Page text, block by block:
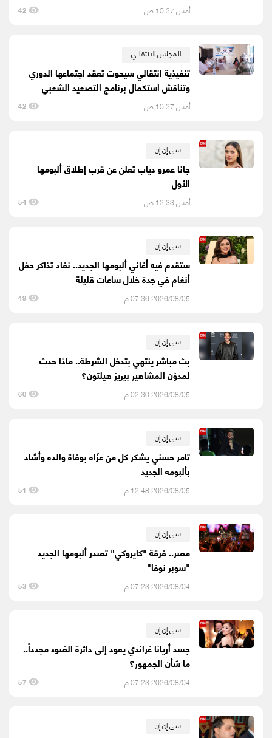
أمس 10:27 ص 42
المجلس الانتقالي
تنفيذية انتقالي سيحوت تعقد اجتماعها الدوري
وتناقش استكمال برنامج التصعيد الشعبي
أمس 10:27 ص 42
سي إن إن
جانا عمرو دياب تعلن عن قرب إطلاق ألبومها
الأول
أمس 12:33 ص 54
سي إن إن
ستقدم فيه أغاني ألبومها الجديد.. نفاد تذاكر حفل
أنغام في جدة خلال ساعات قليلة
2026/08/05 07:36 م 49
سي إن إن
بث مباشر ينتهي بتدخل الشرطة.. ماذا حدث
لمدوّن المشاهير بيريز هيلتون؟
2026/08/05 02:30 م 60
سي إن إن
تامر حسني يشكر كل من عزّاه بوفاة والده وأشاد
بألبومه الجديد
2026/08/05 12:48 م 51
سي إن إن
مصر.. فرقة "كايروكي" تصدر ألبومها الجديد
"سوبر نوفا"
2026/08/04 07:23 م 53
سي إن إن
جسد أريانا غراندي يعود إلى دائرة الضوء مجدداً..
ما شأن الجمهور؟
2026/08/04 07:23 م 57
سي إن إن